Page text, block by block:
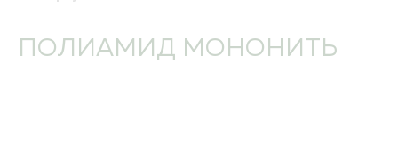
ПОЛИАМИД МОНОНИТЬ